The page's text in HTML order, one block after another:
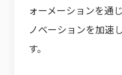
ォーメーションを通
ノベーションを加速
す。